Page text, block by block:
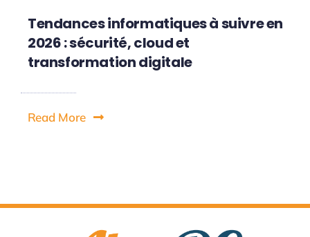
Tendances informatiques à suivre en
2026 : sécurité, cloud et
transformation digitale
Read More